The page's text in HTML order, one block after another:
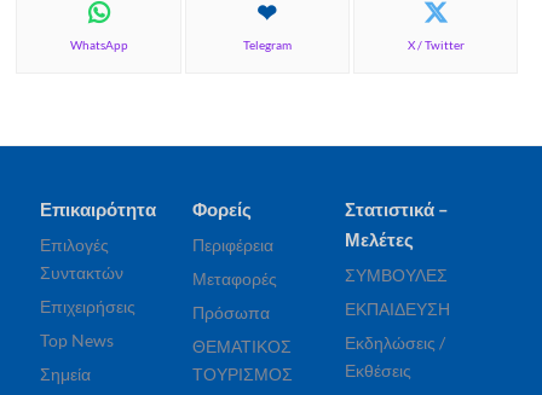
WhatsApp Telegram X / Twitter
Επικαιρότητα
Επιλογές
Συντακτών
Επιχειρήσεις
Top News
Σημεία
Φορείς
Περιφέρεια
Μεταφορές
Πρόσωπα
ΘΕΜΑΤΙΚΟΣ
ΤΟΥΡΙΣΜΟΣ
Στατιστικά –
Μελέτες
ΣΥΜΒΟΥΛΕΣ
ΕΚΠΑΙΔΕΥΣΗ
Εκδηλώσεις /
Εκθέσεις